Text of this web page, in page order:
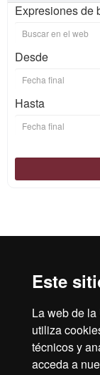
Este
La web de
utiliza
técnicos y
acceda a
Expresiones de
Desde
Hasta
Inicio